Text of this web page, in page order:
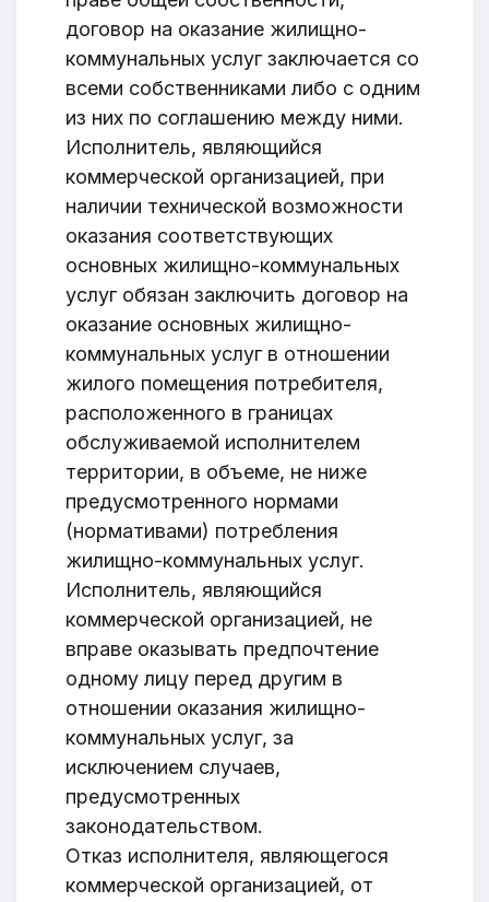
договор на оказание жилищно-
коммунальных услуг заключается со
всеми собственниками либо с одним
из них по соглашению между ними.
Исполнитель, являющийся
коммерческой организацией, при
наличии технической возможности
оказания соответствующих
основных жилищно-коммунальных
услуг обязан заключить договор на
оказание основных жилищно-
коммунальных услуг в отношении
жилого помещения потребителя,
расположенного в границах
обслуживаемой исполнителем
территории, в объеме, не ниже
предусмотренного нормами
(нормативами) потребления
жилищно-коммунальных услуг.
Исполнитель, являющийся
коммерческой организацией, не
вправе оказывать предпочтение
одному лицу перед другим в
отношении оказания жилищно-
коммунальных услуг, за
исключением случаев,
предусмотренных
законодательством.
Отказ исполнителя, являющегося
коммерческой организацией, от